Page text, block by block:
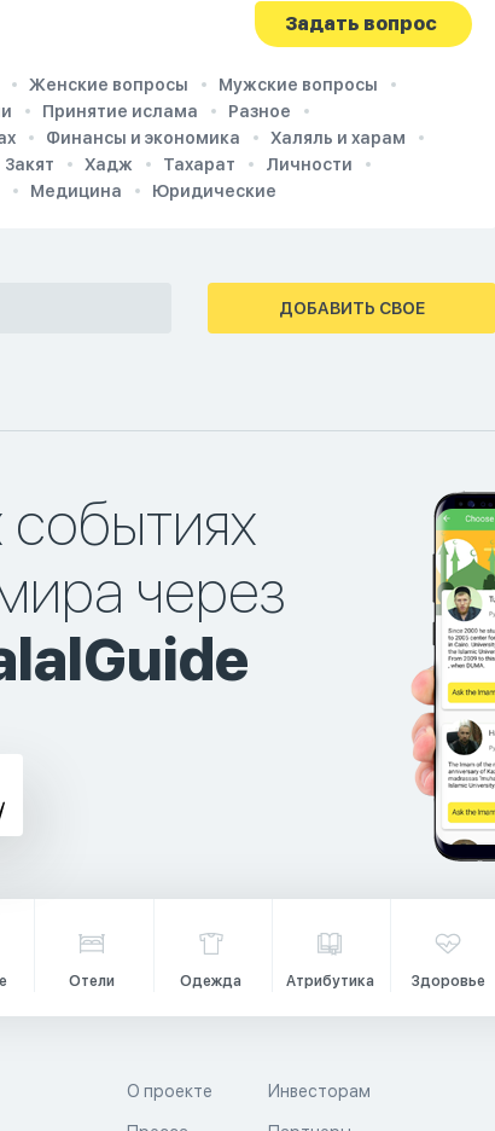
Задать вопрос
Женские вопросы
Мужские вопросы
Принятие ислама
Разное
Финансы и экономика
Халяль и харам
Закят Хадж Тахарат
Личности
Медицина Юридические
ДОБАВИТЬ СВОЕ
событиях
через
Отели Одежда Атрибутика Здоровье
О проекте Инвесторам